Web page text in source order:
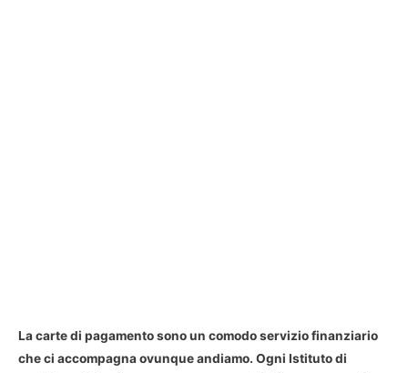
La carte di pagamento sono un comodo servizio finanziario
che ci accompagna ovunque andiamo. Ogni Istituto di